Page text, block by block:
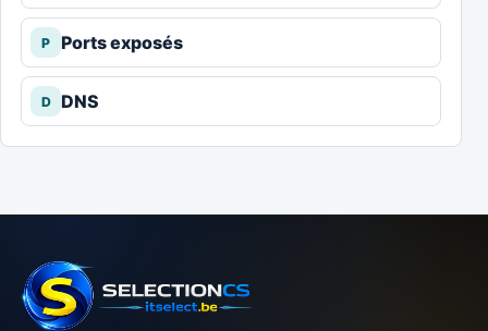
P Ports exposés
D DNS